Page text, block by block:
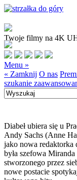
Twoje filmy na 4K
Menu »
« Zamknij O nas
szukanie
Diabeł ubiera się u
Andy Sachs (Anne
jako nowa redaktorka
była szefowa
stworzonego przez
nowe postacie